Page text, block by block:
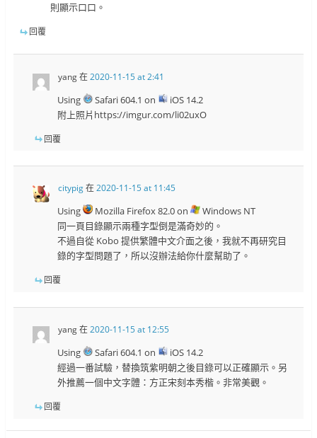
則顯示口口。
回覆
yang在2020-11-15 at 2:41
Using Safari 604.1 on
iOS 14.2
附上照片https://imgur.com/li02uxO
回覆
citypig在2020-11-15 at 11:45
Using Mozilla Firefox 82.0 on
Windows NT
同一頁目錄顯示兩種字型倒是滿奇妙的。
不過自從 Kobo 提供繁體中文介面之後，我就不再研究目
錄的字型問題了，所以沒辦法給你什麼幫助了。
回覆
yang在2020-11-15 at 12:55
Using Safari 604.1 on
iOS 14.2
經過一番試驗，替換筑紫明朝之後目錄可以正確顯示。另
外推薦一個中文字體：方正宋刻本秀楷。非常美觀。
回覆